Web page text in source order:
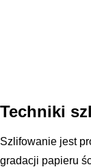
Techniki
Szlifowanie jest
gradacji papieru